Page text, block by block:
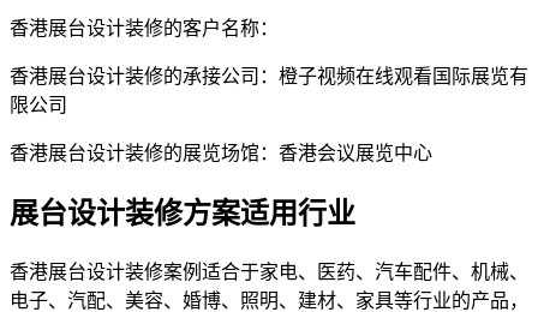
香港展台设计装修的客户名称：
香港展台设计装修的承接公司：橙子视频在线观看国际展览有
限公司
香港展台设计装修的展览场馆：香港会议展览中心
展台设计装修方案适用行业
香港展台设计装修案例适合于家电、医药、汽车配件、机械、
电子、汽配、美容、婚博、照明、建材、家具等行业的产品，